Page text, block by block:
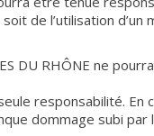
de l’utilisation
DU RHÔNE ne
responsabilité. En
dommage subi